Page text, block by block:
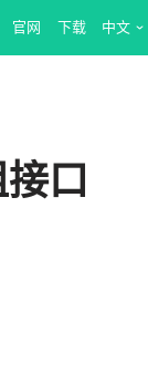
官网 下载 中文
口